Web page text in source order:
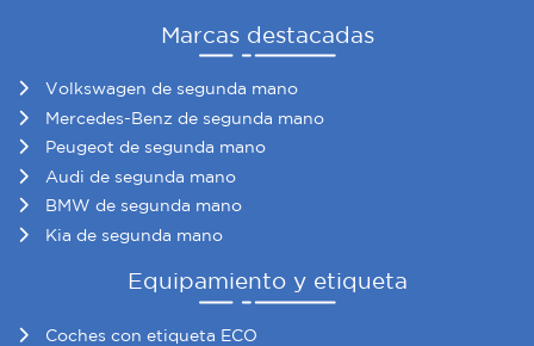
Marcas destacadas
Volkswagen de segunda mano
Mercedes-Benz de segunda mano
Peugeot de segunda mano
Audi de segunda mano
BMW de segunda mano
Kia de segunda mano
Equipamiento y etiqueta
Coches con etiqueta ECO